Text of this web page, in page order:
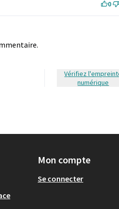
0
Vérifiez l'empreinte
numérique
Mon compte
Se connecter